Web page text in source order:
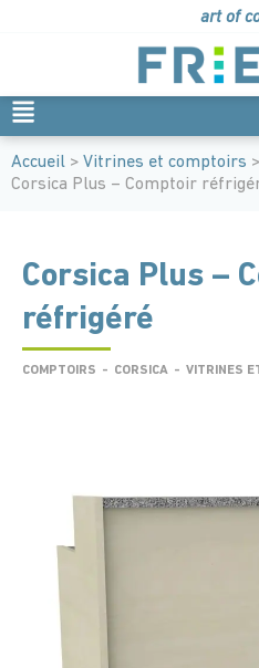
art of
Accueil > Vitrines et comptoirs >
Corsica Plus – Comptoir
Corsica Plus –
réfrigéré
COMPTOIRS - CORSICA - VITRINES